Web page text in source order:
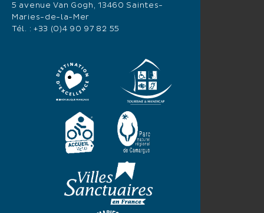
5 avenue Van Gogh, 13460 Saintes-
Maries-de-la-Mer
Tél. : +33 (0)4 90 97 82 55